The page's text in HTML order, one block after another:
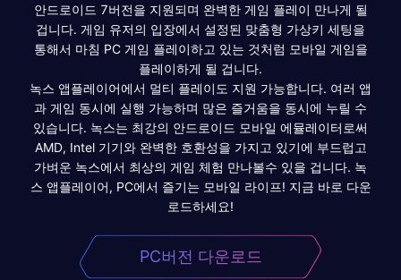
안드로이드 7버전을 지원되며 완벽한 게임 플레이 만나게 될
겁니다. 게임 유저의 입장에서 설정된 맞춤형 가상키 세팅을
통해서 마침 PC 게임 플레이하고 있는 것처럼 모바일 게임을
플레이하게 될 겁니다.
녹스 앱플레이어에서 멀티 플레이도 지원 가능합니다. 여러 앱
과 게임 동시에 실행 가능하며 많은 즐거움을 동시에 누릴 수
있습니다. 녹스는 최강의 안드로이드 모바일 에뮬레이터로써
AMD, Intel 기기와 완벽한 호환성을 가지고 있기에 부드럽고
가벼운 녹스에서 최상의 게임 체험 만나볼수 있을 겁니다. 녹
스 앱플레이어, PC에서 즐기는 모바일 라이프! 지금 바로 다운
로드하세요!
PC버전 다운로드